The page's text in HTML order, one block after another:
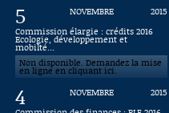
5 NOVEMBRE
2015
Commission élargie : crédits 2016
Ecologie, développement et
mobilté...
Non disponible. Demandez la mise
en ligne en cliquant ici.
4 NOVEMBRE
2015